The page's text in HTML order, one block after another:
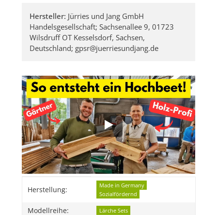
Hersteller: Jürries und Jang GmbH
Handelsgesellschaft; Sachsenallee 9, 01723
Wilsdruff OT Kesselsdorf, Sachsen,
Deutschland; gpsr@juerriesundjang.de
Produkteigenschaft
Wert
Herstellung:
Made in Germany
Sozialfördernd
Modellreihe: Lärche Sets